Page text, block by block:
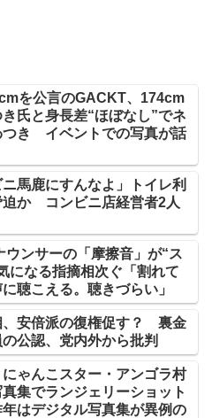
を公言のGACKT、174cm
氏と身長差“ほぼなし”でネ
つき イベントでの写真が話
ニ馬鹿にすんなよ」トイレ利
迫か コンビニ店経営者2人
ウンサーの「摩擦音」が“ス
になる指摘相次ぐ「割れて
聴こえる。聴きづらい」
、安倍派の復権促す？ 裏金
公認、党内外から批判
にゃんこスター・アンゴラ村
集でランジェリーショット
はデジタル写真集が異例の